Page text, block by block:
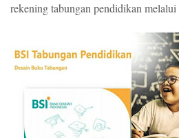
rekening tabungan pendidikan melalui